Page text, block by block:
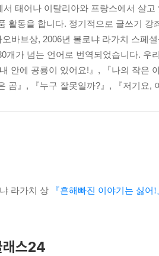
서 태어나 이탈리아와 프랑스에서 살
활동을 합니다. 정기적으로 글쓰기
오바브상, 2006년 볼로냐 라가치 스페
개가 넘는 언어로 번역되었습니다. 우
안에 공룡이 있어요!』, 『나의 작은
곰』, 『누구 잘못일까?』, 『저기요,
라가치 상 『흔해빠진 이야기는 싫어!
래스24